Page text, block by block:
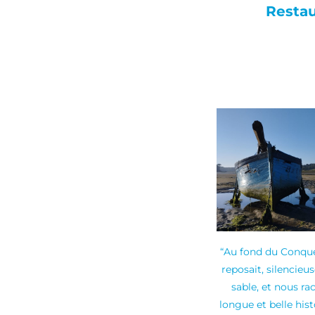
“Au fond du
reposait,
sable, et nous
longue et belle